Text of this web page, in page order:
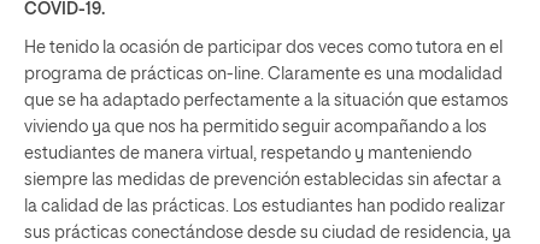
COVID-19.
He tenido la ocasión de participar dos veces como tutora en el
programa de prácticas on-line. Claramente es una modalidad
que se ha adaptado perfectamente a la situación que estamos
viviendo ya que nos ha permitido seguir acompañando a los
estudiantes de manera virtual, respetando y manteniendo
siempre las medidas de prevención establecidas sin afectar a
la calidad de las prácticas. Los estudiantes han podido realizar
sus prácticas conectándose desde su ciudad de residencia, ya